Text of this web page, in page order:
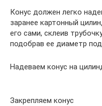
Конус должен легко
заранее картонный
его сами, склеив
подобрав ее диаметр
Надеваем конус на
Закрепляем конус